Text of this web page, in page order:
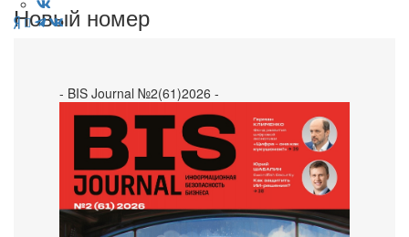
Новый номер
- BIS Journal №2(61)2026 -